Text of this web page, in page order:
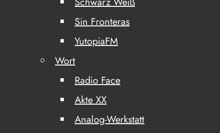
Sin Fronteras
YutopiaFM
Wort
Radio Face
Akte XX
Analog-Werkstatt